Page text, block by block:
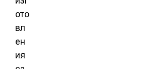
ото
вл
ен
ия